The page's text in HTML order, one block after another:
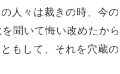
人々は裁きの時、今
聞いて悔い改めたか
もして、それを穴蔵